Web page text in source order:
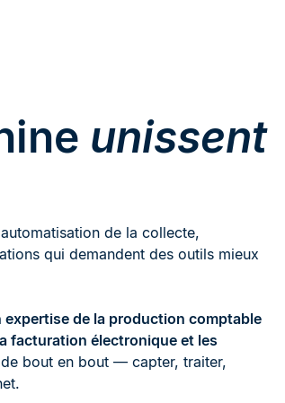
unissent
de la collecte,
qui demandent des outils mieux
expertise de la production comptable
facturation électronique et les
bout en bout — capter, traiter,